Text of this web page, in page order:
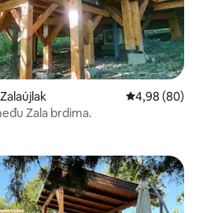
Prosječna
4,98 (80)
Zala brdima.